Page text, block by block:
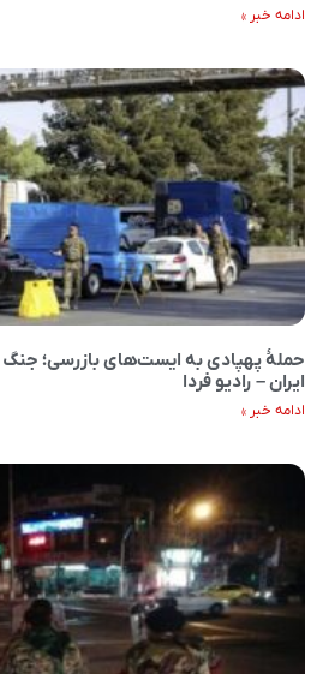
ادامه خبر »
حملهٔ پهپادی به ایست‌های بازرسی؛
ایران – رادیو فردا
ادامه خبر »